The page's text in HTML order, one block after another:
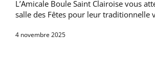
L’Amicale Boule Saint Clairoise vous
salle des Fêtes pour leur traditionnelle
4 novembre 2025